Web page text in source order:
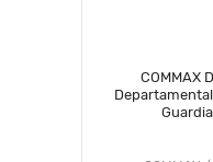
COMMAX